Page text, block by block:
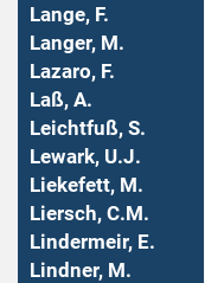
Lange, F.
Langer, M.
Lazaro, F.
Laß, A.
Leichtfuß, S.
Lewark, U.J.
Liekefett, M.
Liersch, C.M.
Lindermeir, E.
Lindner, M.